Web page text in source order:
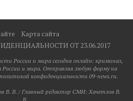
Карта сайта
ОТ 23.06.2017
России и мира сегодня онлайн: криминал,
и мира. Отправляя любую форму на
конфиденциальности 09-news.ru.
B. B. / Главный редактор СМИ: Хaчeтлoв B.
B.